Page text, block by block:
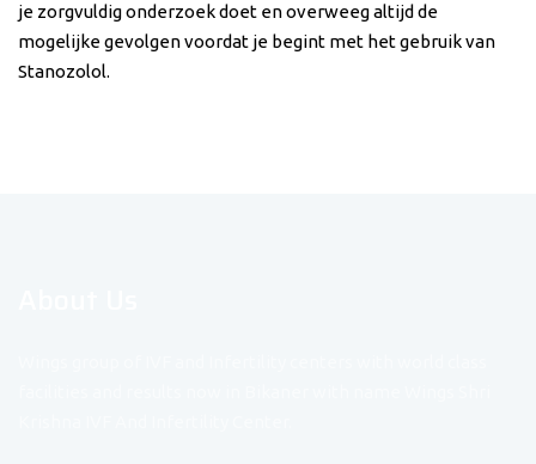
je zorgvuldig onderzoek doet en overweeg altijd de
mogelijke gevolgen voordat je begint met het gebruik van
Stanozolol.